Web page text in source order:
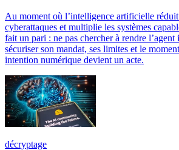
Au moment où l’intelligence artificielle
cyberattaques et multiplie les systèmes
fait un pari : ne pas chercher à rendre
sécuriser son mandat, ses limites et le
intention numérique devient un acte.
décryptage